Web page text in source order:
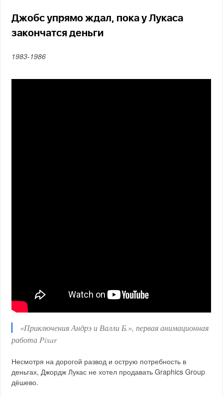
Джобс упрямо ждал, пока у Лукаса
закончатся деньги
1983-1986
«Приключения Андрэ и Валли Б.», первая анимационная
работа Pixar
Несмотря на дорогой развод и острую потребность в
деньгах, Джордж Лукас не хотел продавать Graphics Group
дёшево.